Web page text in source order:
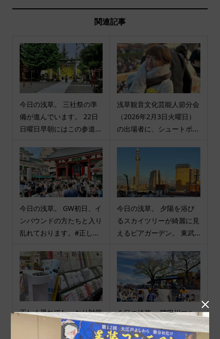
関連記事
今日の浅草。 三社祭の準
備が進んでいます。 22日
日曜日早朝にはこの参道...
浅草観音文化芸能人節分会
（2026年2月3日火曜日）
の出場者に、シュートボ...
今日の浅草。 GW初日、イ
ンバウンドの方たちと入り
乱れております。#正し...
今日の浅草。 夕陽を浴び
るスカイツリーが綺麗に見
えるビアガーデン。 東武...
正しく恐れてしっかり対策
しています。祝儀袋旭屋は
元気に営業しています。...
今日の浅草。 隅田川マル
シェが開催されました。隅
田川マルシェは隅田川流...
